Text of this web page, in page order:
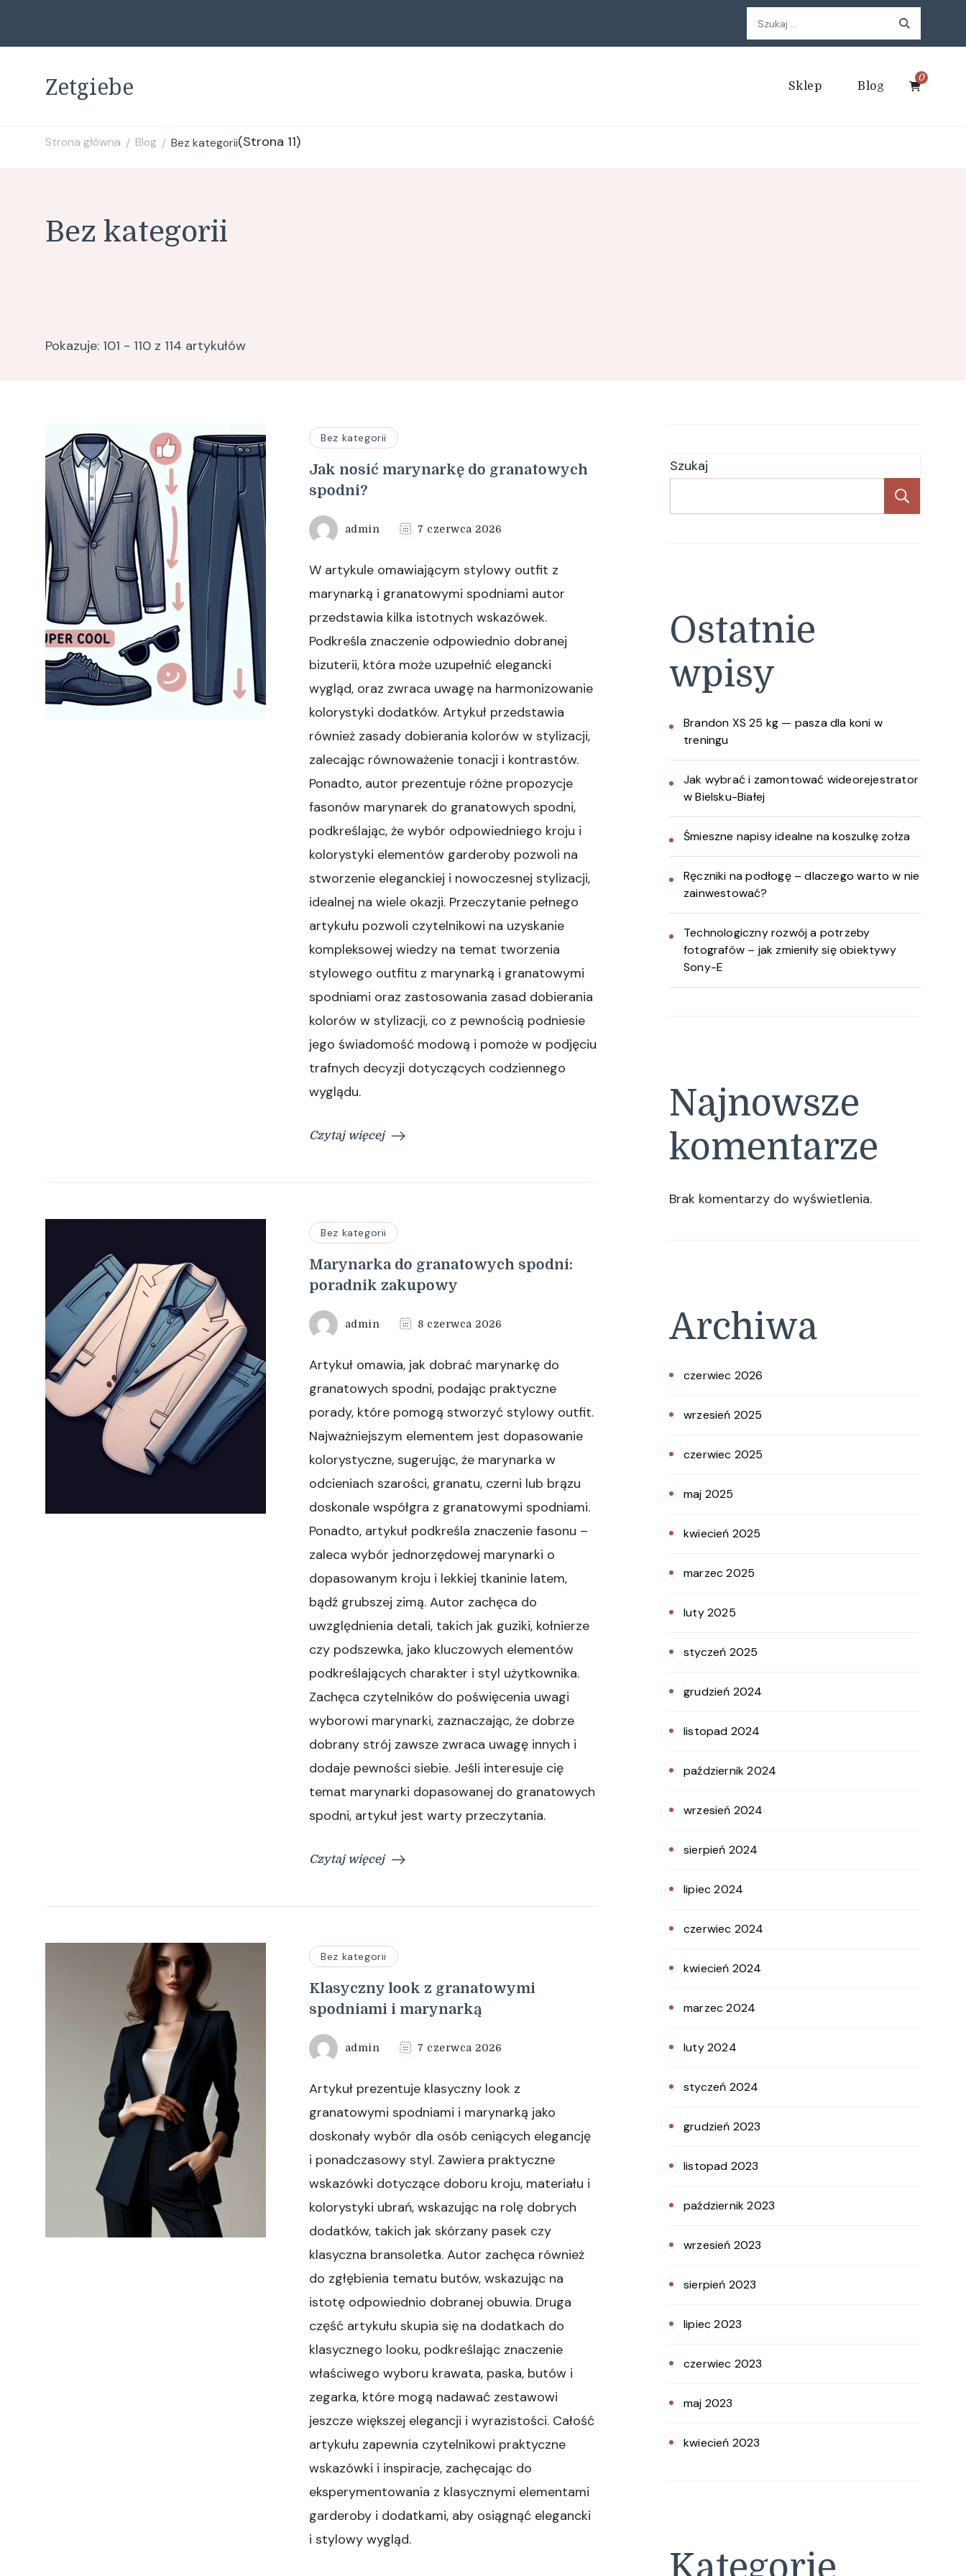
Szukaj:
Zetgiebe Sklep Blog
0
Strona główna / Blog / Bez kategorii(Strona 11)
Bez kategorii
Pokazuje: 101 - 110 z 114 artykułów
Bez kategorii
Jak nosić marynarkę do granatowych
spodni?
admin 7 czerwca 2026
W artykule omawiającym stylowy outfit z
marynarką i granatowymi spodniami autor
przedstawia kilka istotnych wskazówek.
Podkreśla znaczenie odpowiednio dobranej
bizuterii, która może uzupełnić elegancki
wygląd, oraz zwraca uwagę na harmonizowanie
kolorystyki dodatków. Artykuł przedstawia
również zasady dobierania kolorów w stylizacji,
zalecając równoważenie tonacji i kontrastów.
Ponadto, autor prezentuje różne propozycje
fasonów marynarek do granatowych spodni,
podkreślając, że wybór odpowiedniego kroju i
kolorystyki elementów garderoby pozwoli na
stworzenie eleganckiej i nowoczesnej stylizacji,
idealnej na wiele okazji. Przeczytanie pełnego
artykułu pozwoli czytelnikowi na uzyskanie
kompleksowej wiedzy na temat tworzenia
stylowego outfitu z marynarką i granatowymi
spodniami oraz zastosowania zasad dobierania
kolorów w stylizacji, co z pewnością podniesie
jego świadomość modową i pomoże w podjęciu
trafnych decyzji dotyczących codziennego
wyglądu.
Czytaj więcej
Bez kategorii
Marynarka do granatowych spodni:
poradnik zakupowy
admin 8 czerwca 2026
Artykuł omawia, jak dobrać marynarkę do
granatowych spodni, podając praktyczne
porady, które pomogą stworzyć stylowy outfit.
Najważniejszym elementem jest dopasowanie
kolorystyczne, sugerując, że marynarka w
odcieniach szarości, granatu, czerni lub brązu
doskonale współgra z granatowymi spodniami.
Ponadto, artykuł podkreśla znaczenie fasonu –
zaleca wybór jednorzędowej marynarki o
dopasowanym kroju i lekkiej tkaninie latem,
bądź grubszej zimą. Autor zachęca do
uwzględnienia detali, takich jak guziki, kołnierze
czy podszewka, jako kluczowych elementów
podkreślających charakter i styl użytkownika.
Zachęca czytelników do poświęcenia uwagi
wyborowi marynarki, zaznaczając, że dobrze
dobrany strój zawsze zwraca uwagę innych i
dodaje pewności siebie. Jeśli interesuje cię
temat marynarki dopasowanej do granatowych
spodni, artykuł jest warty przeczytania.
Czytaj więcej
Bez kategorii
Klasyczny look z granatowymi
spodniami i marynarką
admin 7 czerwca 2026
Artykuł prezentuje klasyczny look z
granatowymi spodniami i marynarką jako
doskonały wybór dla osób ceniących elegancję
i ponadczasowy styl. Zawiera praktyczne
wskazówki dotyczące doboru kroju, materiału i
kolorystyki ubrań, wskazując na rolę dobrych
dodatków, takich jak skórzany pasek czy
klasyczna bransoletka. Autor zachęca również
do zgłębienia tematu butów, wskazując na
istotę odpowiednio dobranej obuwia. Druga
część artykułu skupia się na dodatkach do
klasycznego looku, podkreślając znaczenie
właściwego wyboru krawata, paska, butów i
zegarka, które mogą nadawać zestawowi
jeszcze większej elegancji i wyrazistości. Całość
artykułu zapewnia czytelnikowi praktyczne
wskazówki i inspiracje, zachęcając do
eksperymentowania z klasycznymi elementami
garderoby i dodatkami, aby osiągnąć elegancki
i stylowy wygląd.
Szukaj
Ostatnie
wpisy
Brandon XS 25 kg — pasza dla koni w
treningu
Jak wybrać i zamontować wideorejestrator
w Bielsku-Białej
Śmieszne napisy idealne na koszulkę zołza
Ręczniki na podłogę – dlaczego warto w nie
zainwestować?
Technologiczny rozwój a potrzeby
fotografów – jak zmieniły się obiektywy
Sony-E
Najnowsze
komentarze
Brak komentarzy do wyświetlenia.
Archiwa
czerwiec 2026
wrzesień 2025
czerwiec 2025
maj 2025
kwiecień 2025
marzec 2025
luty 2025
styczeń 2025
grudzień 2024
listopad 2024
październik 2024
wrzesień 2024
sierpień 2024
lipiec 2024
czerwiec 2024
kwiecień 2024
marzec 2024
luty 2024
styczeń 2024
grudzień 2023
listopad 2023
październik 2023
wrzesień 2023
sierpień 2023
lipiec 2023
czerwiec 2023
maj 2023
kwiecień 2023